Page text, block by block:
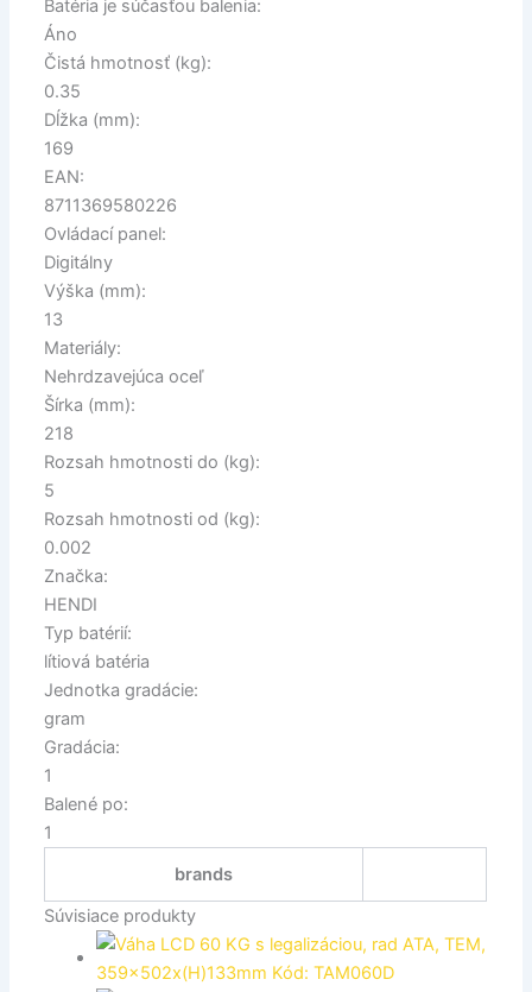
Batéria je súčasťou balenia:
Áno
Čistá hmotnosť (kg):
0.35
Dĺžka (mm):
169
EAN:
8711369580226
Ovládací panel:
Digitálny
Výška (mm):
13
Materiály:
Nehrdzavejúca oceľ
Šírka (mm):
218
Rozsah hmotnosti do (kg):
5
Rozsah hmotnosti od (kg):
0.002
Značka:
HENDI
Typ batérií:
lítiová batéria
Jednotka gradácie:
gram
Gradácia:
1
Balené po:
1
brands
Súvisiace produkty